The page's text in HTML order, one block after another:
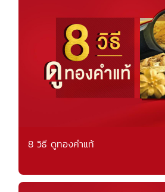
8 วิธี ดูทองคำแท้